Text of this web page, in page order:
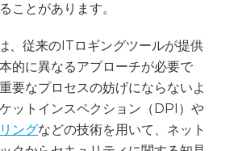
ことがあります。
、従来のITロギングツールが提供
的に異なるアプローチが必要で
要なプロセスの妨げにならないよ
ットインスペクション（DPI）や
ングなどの技術を用いて、ネット